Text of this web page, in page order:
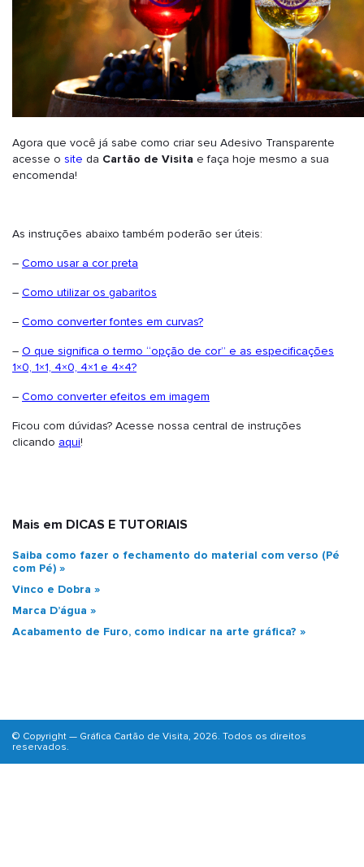
Agora que você já sabe como criar seu Adesivo Transparente
acesse o site da Cartão de Visita e faça hoje mesmo a sua
encomenda!
As instruções abaixo também poderão ser úteis:
– Como usar a cor preta
– Como utilizar os gabaritos
– Como converter fontes em curvas?
– O que significa o termo “opção de cor” e as especificações
1×0, 1×1, 4×0, 4×1 e 4×4?
– Como converter efeitos em imagem
Ficou com dúvidas? Acesse nossa central de instruções
clicando aqui!
Mais em DICAS E TUTORIAIS
Saiba como fazer o fechamento do material com verso (Pé
com Pé)
Vinco e Dobra
Marca D’água
Acabamento de Furo, como indicar na arte gráfica?
© Copyright — Gráfica Cartão de Visita, 2026. Todos os direitos
reservados.